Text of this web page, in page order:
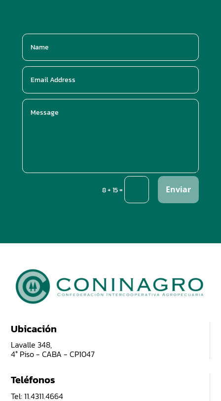
8 + 15= Enviar
Ubicación
Lavalle 348,
4° Piso - CABA - CP1047
Teléfonos
Tel: 11.4311.4664